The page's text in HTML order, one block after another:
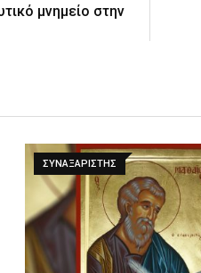
μνημείο στην
ΣΥΝΑΞΑΡΙΣΤΗΣ